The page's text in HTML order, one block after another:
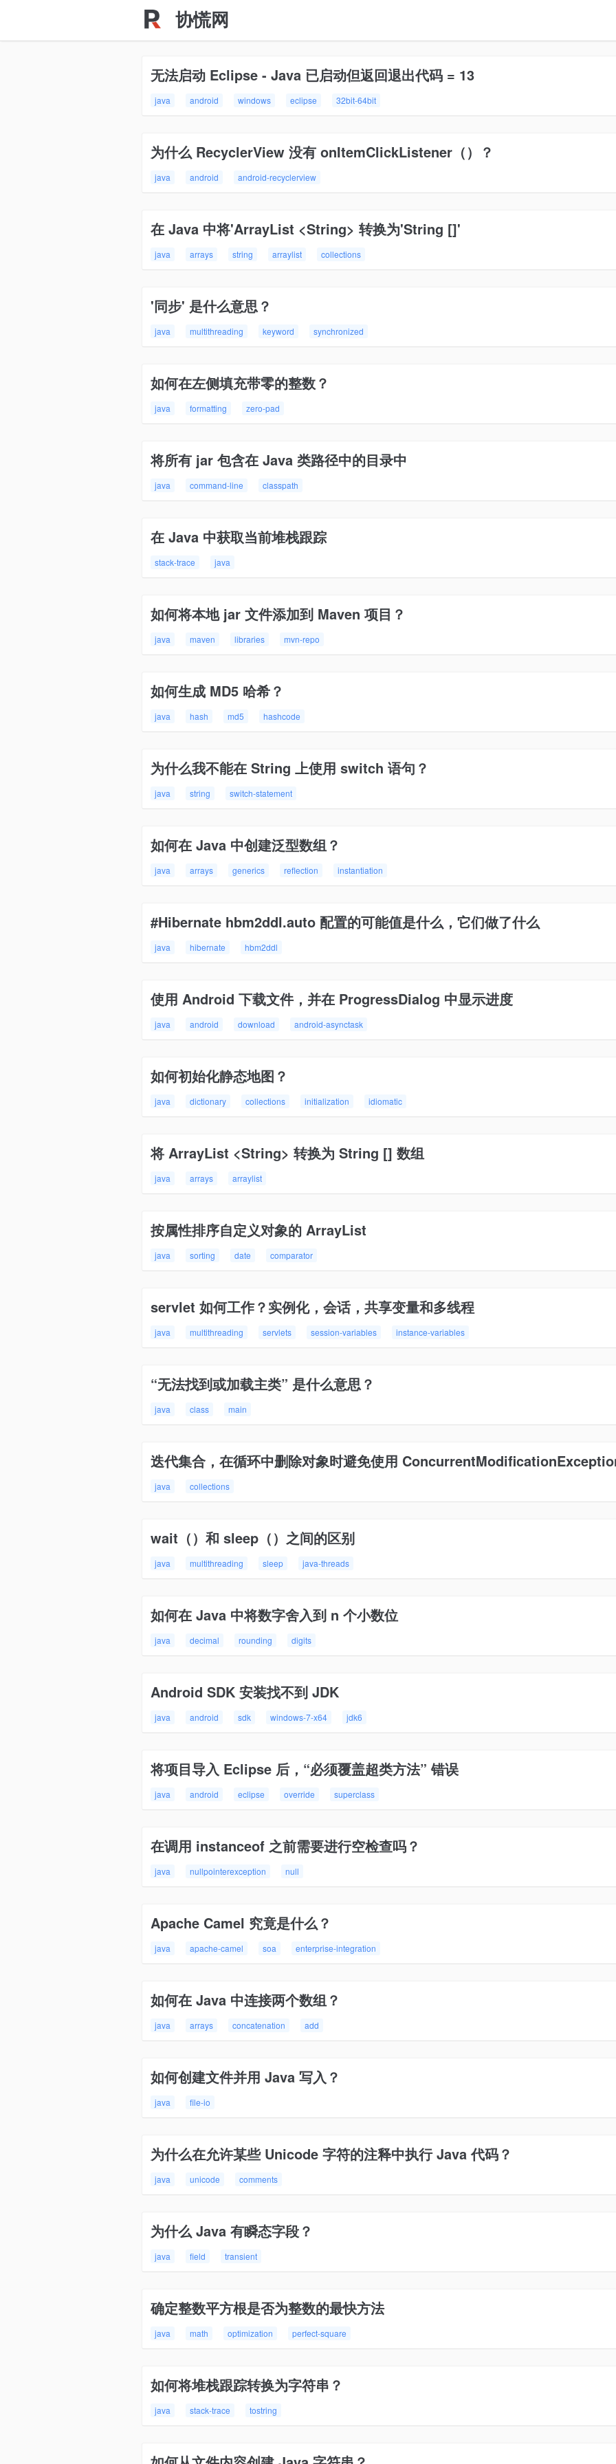
协慌网
无法启动 Eclipse - Java 已启动但返回退出代码 = 13
java android windows eclipse 32bit-64bit
为什么 RecyclerView 没有 onItemClickListener（）？
java android android-recyclerview
在 Java 中将'ArrayList <String> 转换为'String []'
java arrays string arraylist collections
'同步' 是什么意思？
java multithreading keyword synchronized
如何在左侧填充带零的整数？
java formatting zero-pad
将所有 jar 包含在 Java 类路径中的目录中
java command-line classpath
在 Java 中获取当前堆栈跟踪
stack-trace java
如何将本地 jar 文件添加到 Maven 项目？
java maven libraries mvn-repo
如何生成 MD5 哈希？
java hash md5 hashcode
为什么我不能在 String 上使用 switch 语句？
java string switch-statement
如何在 Java 中创建泛型数组？
java arrays generics reflection instantiation
#Hibernate hbm2ddl.auto 配置的可能值是什么，它们做了什么
java hibernate hbm2ddl
使用 Android 下载文件，并在 ProgressDialog 中显示进度
java android download android-asynctask
如何初始化静态地图？
java dictionary collections initialization idiomatic
将 ArrayList <String> 转换为 String [] 数组
java arrays arraylist
按属性排序自定义对象的 ArrayList
java sorting date comparator
servlet 如何工作？实例化，会话，共享变量和多线程
java multithreading servlets session-variables instance-variables
“无法找到或加载主类” 是什么意思？
java class main
迭代集合，在循环中删除对象时避免使用
java collections
wait（）和 sleep（）之间的区别
java multithreading sleep java-threads
如何在 Java 中将数字舍入到 n 个小数位
java decimal rounding digits
Android SDK 安装找不到 JDK
java android sdk windows-7-x64 jdk6
将项目导入 Eclipse 后，“必须覆盖超类方法” 错误
java android eclipse override superclass
在调用 instanceof 之前需要进行空检查吗？
java nullpointerexception null
Apache Camel 究竟是什么？
java apache-camel soa enterprise-integration
如何在 Java 中连接两个数组？
java arrays concatenation add
如何创建文件并用 Java 写入？
java file-io
为什么在允许某些 Unicode 字符的注释中执行 Java 代码？
java unicode comments
为什么 Java 有瞬态字段？
java field transient
确定整数平方根是否为整数的最快方法
java math optimization perfect-square
如何将堆栈跟踪转换为字符串？
java stack-trace tostring